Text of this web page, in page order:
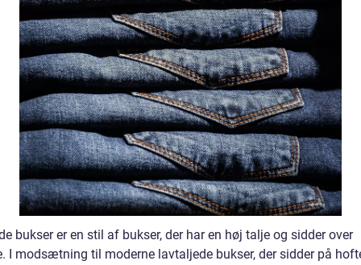
bukser er en stil af bukser, der har en høj talje og sidder over
I modsætning til moderne lavtaljede bukser, der sidder på